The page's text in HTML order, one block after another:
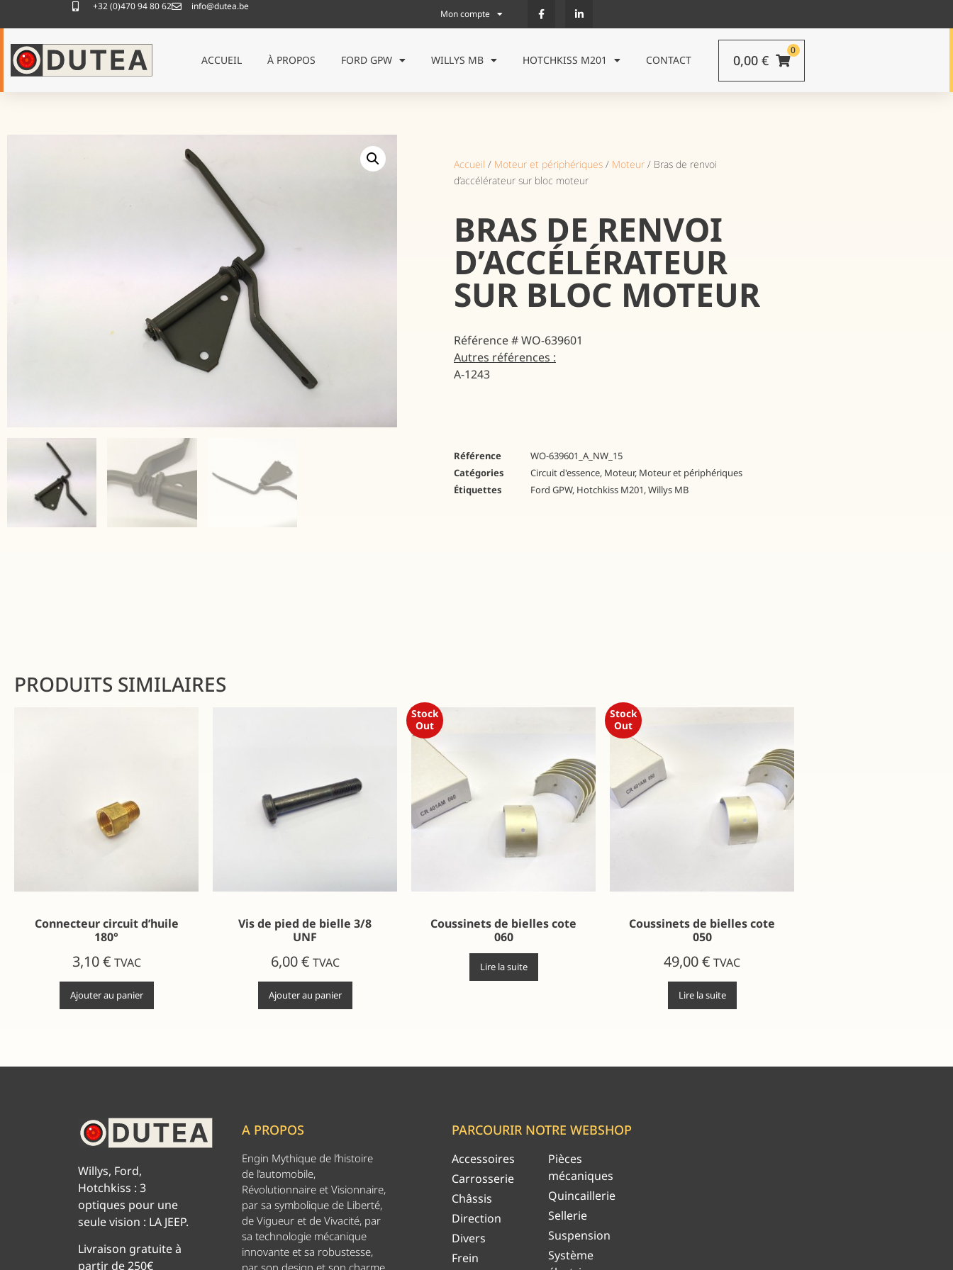
+32 (0)470 94 80 62 info@dutea.be
Mon compte
ACCUEIL À PROPOS FORD GPW WILLYS MB HOTCHKISS M201 CONTACT
0
0,00 €
Accueil / Moteur et périphériques / Moteur / Bras de renvoi
d’accélérateur sur bloc moteur
BRAS DE RENVOI
D’ACCÉLÉRATEUR
SUR BLOC MOTEUR
Référence # WO-639601
Autres références :
A-1243
Référence
WO-639601_A_NW_15
Catégories
Circuit d'essence, Moteur, Moteur et périphériques
Étiquettes
Ford GPW, Hotchkiss M201,Willys MB
PRODUITS SIMILAIRES
Connecteur circuit d’huile
180°
3,10€ TVAC
Ajouter au panier
Vis de pied de bielle 3/8
UNF
6,00€ TVAC
Ajouter au panier
Stock
Out
Coussinets de bielles cote
060
Lire la suite
Stock
Out
Coussinets de bielles cote
050
49,00€ TVAC
Lire la suite
Willys, Ford,
Hotchkiss : 3
optiques pour une
seule vision : LA JEEP.
Livraison gratuite à
partir de 250€
A PROPOS
Engin Mythique de l’histoire
de l’automobile,
Révolutionnaire et Visionnaire,
par sa symbolique de Liberté,
de Vigueur et de Vivacité, par
sa technologie mécanique
innovante et sa robustesse,
par son design et son charme
PARCOURIR NOTRE WEBSHOP
Accessoires
Carrosserie
Châssis
Direction
Divers
Frein
Pièces
mécaniques
Quincaillerie
Sellerie
Suspension
Système